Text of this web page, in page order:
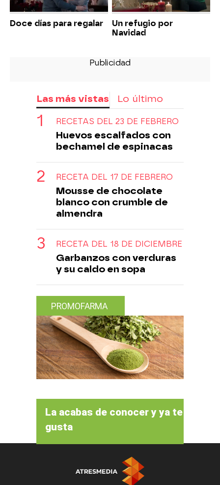
Doce días para regalar
Un refugio por
Navidad
Las más vistas Lo último
RECETAS DEL 23 DE FEBRERO
Huevos escalfados con
bechamel de espinacas
RECETA DEL 17 DE FEBRERO
Mousse de chocolate
blanco con crumble de
almendra
RECETA DEL 18 DE DICIEMBRE
Garbanzos con verduras
y su caldo en sopa
PROMOFARMA
La acabas de conocer y ya te
gusta